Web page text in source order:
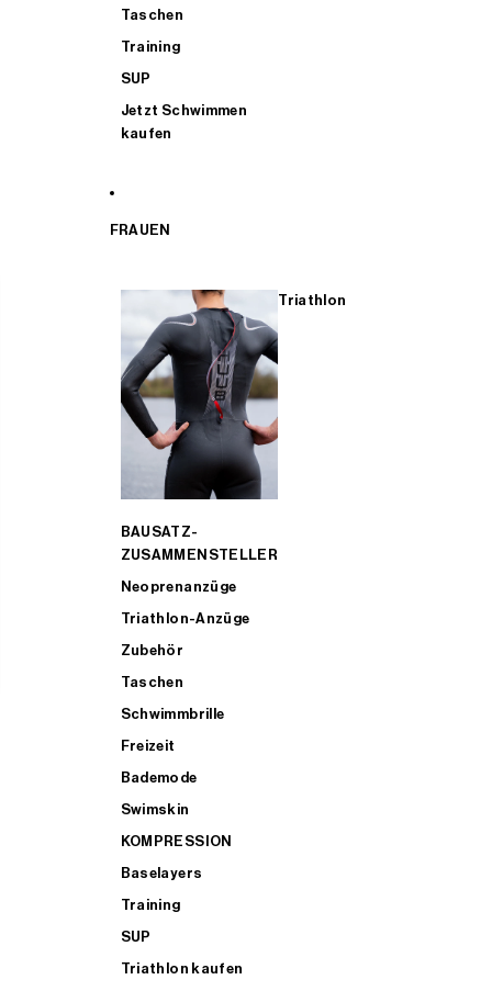
Taschen
Training
SUP
Jetzt Schwimmen
kaufen
FRAUEN
Triathlon
BAUSATZ-
ZUSAMMENSTELLER
Neoprenanzüge
Triathlon-Anzüge
Zubehör
Taschen
Schwimmbrille
Freizeit
Bademode
Swimskin
KOMPRESSION
Baselayers
Training
SUP
Triathlon kaufen